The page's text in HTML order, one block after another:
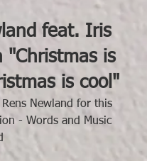
feat. Iris
"Christmas is
is cool"
Rens Newland for this
- Words and Music